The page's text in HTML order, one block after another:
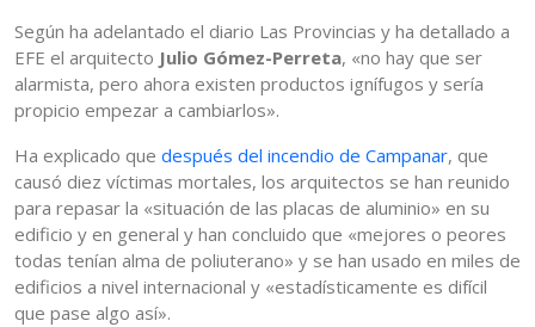
Según ha adelantado el diario Las Provincias y ha detallado a
EFE el arquitecto Julio Gómez-Perreta, «no hay que ser
alarmista, pero ahora existen productos ignífugos y sería
propicio empezar a cambiarlos».
Ha explicado que después del incendio de Campanar, que
causó diez víctimas mortales, los arquitectos se han reunido
para repasar la «situación de las placas de aluminio» en su
edificio y en general y han concluido que «mejores o peores
todas tenían alma de poliuterano» y se han usado en miles de
edificios a nivel internacional y «estadísticamente es difícil
que pase algo así».